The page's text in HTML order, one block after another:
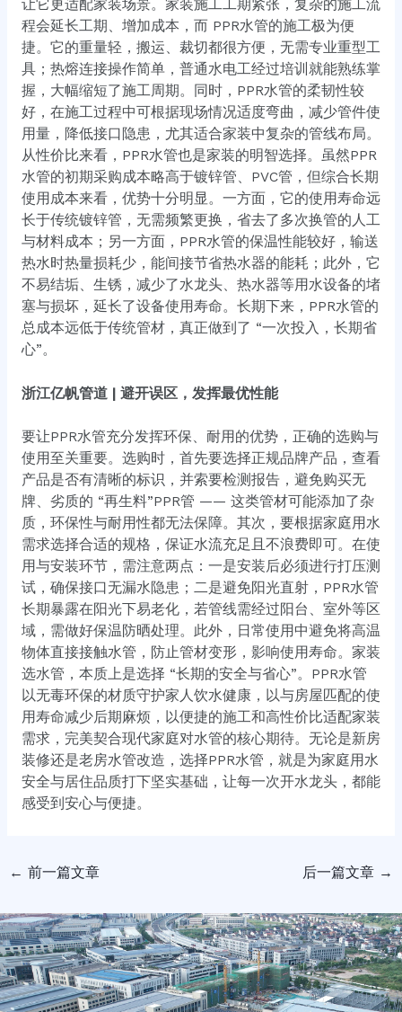
让它更适配家装场景。家装施工工期紧张，复杂的施工流
程会延长工期、增加成本，而 PPR水管的施工极为便
捷。它的重量轻，搬运、裁切都很方便，无需专业重型工
具；热熔连接操作简单，普通水电工经过培训就能熟练掌
握，大幅缩短了施工周期。同时，PPR水管的柔韧性较
好，在施工过程中可根据现场情况适度弯曲，减少管件使
用量，降低接口隐患，尤其适合家装中复杂的管线布局。
从性价比来看，PPR水管也是家装的明智选择。虽然PPR
水管的初期采购成本略高于镀锌管、PVC管，但综合长期
使用成本来看，优势十分明显。一方面，它的使用寿命远
长于传统镀锌管，无需频繁更换，省去了多次换管的人工
与材料成本；另一方面，PPR水管的保温性能较好，输送
热水时热量损耗少，能间接节省热水器的能耗；此外，它
不易结垢、生锈，减少了水龙头、热水器等用水设备的堵
塞与损坏，延长了设备使用寿命。长期下来，PPR水管的
总成本远低于传统管材，真正做到了 “一次投入，长期省
心”。
浙江亿帆管道 | 避开误区，发挥最优性能
要让PPR水管充分发挥环保、耐用的优势，正确的选购与
使用至关重要。选购时，首先要选择正规品牌产品，查看
产品是否有清晰的标识，并索要检测报告，避免购买无
牌、劣质的 “再生料”PPR管 —— 这类管材可能添加了杂
质，环保性与耐用性都无法保障。其次，要根据家庭用水
需求选择合适的规格，保证水流充足且不浪费即可。在使
用与安装环节，需注意两点：一是安装后必须进行打压测
试，确保接口无漏水隐患；二是避免阳光直射，PPR水管
长期暴露在阳光下易老化，若管线需经过阳台、室外等区
域，需做好保温防晒处理。此外，日常使用中避免将高温
物体直接接触水管，防止管材变形，影响使用寿命。家装
选水管，本质上是选择 “长期的安全与省心”。PPR水管
以无毒环保的材质守护家人饮水健康，以与房屋匹配的使
用寿命减少后期麻烦，以便捷的施工和高性价比适配家装
需求，完美契合现代家庭对水管的核心期待。无论是新房
装修还是老房水管改造，选择PPR水管，就是为家庭用水
安全与居住品质打下坚实基础，让每一次开水龙头，都能
感受到安心与便捷。
← 前一篇文章 后一篇文章 →